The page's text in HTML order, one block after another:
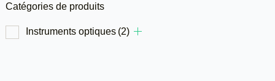
Catégories de produits
Instruments optiques (2)